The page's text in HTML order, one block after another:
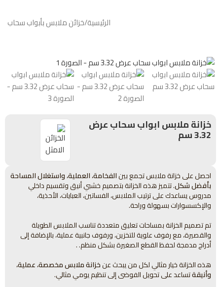
الرئيسية/خزائن ملابس بأبواب سحاب
خزانة ملابس ابواب سحاب عرض
3.32 سم
احصل على خزانة ملابس تجمع بينالفخامة، العملية، واستغلال المساحة
بأفضل شكل. تتميز هذه الخزانة بتصميم خشبي أنيق وتقسيم داخلي
مدروس يساعدك على ترتيب الملابس، الفساتين، العبايات، الأحذية،
والإكسسوارات بسهولة وراحة.
تم تصميم الخزانة بمساحات تعليق متعددة تناسب الملابس الطويلة
والقصيرة، مع رفوف علوية للتخزين، ورفوف جانبية عملية، بالإضافة إلى
أدراج مدمجة لحفظ القطع الصغيرة بشكل منظم. .
هذه الخزانة خيار مثالي لكل من يبحث عنخزانة ملابس مخصصة، عملية،
وأنيقةتساعد على تحويل الفوضى إلى تنظيم يومي مثالي.